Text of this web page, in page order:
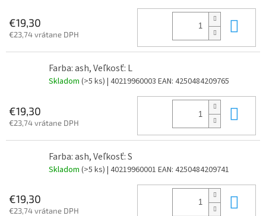
€19,30
€23,74 vrátane DPH
Farba: ash, Veľkosť: L
Skladom (>5 ks) | 40219960003 EAN: 4250484209765
€19,30
€23,74 vrátane DPH
Farba: ash, Veľkosť: S
Skladom (>5 ks) | 40219960001 EAN: 4250484209741
€19,30
€23,74 vrátane DPH